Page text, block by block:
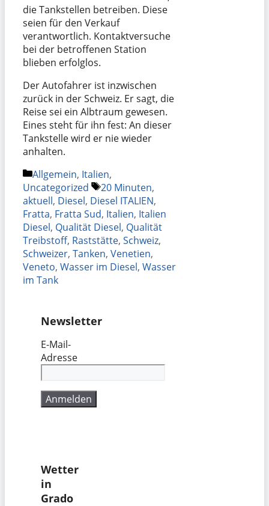
die Tankstellen betreiben. Diese
seien für den Verkauf
verantwortlich. Kontaktversuche
bei der betroffenen Station
blieben erfolglos.
Der Autofahrer ist inzwischen
zurück in der Schweiz. Er sagt, die
Reise sei ein Albtraum gewesen.
Eines steht für ihn fest: An dieser
Tankstelle wird er nie wieder
anhalten.
Kategorien
Allgemein, Italien,
Uncategorized
Schlagwörter
20 Minuten,
aktuell, Diesel, Diesel ITALIEN,
Fratta, Fratta Sud, Italien, Italien
Diesel, Qualität Diesel, Qualität
Treibstoff, Raststätte, Schweiz,
Schweizer, Tanken, Venetien,
Veneto, Wasser im Diesel, Wasser
im Tank
Newsletter
E-Mail-
Adresse
Wetter
in
Grado